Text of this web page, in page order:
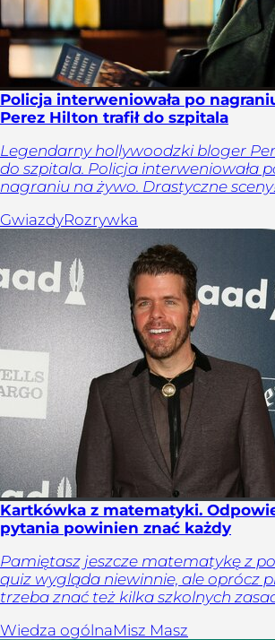
Policja interweniowała po
Perez Hilton trafił do szpitala
Legendarny hollywoodzki bloger
do szpitala. Policja interweniowała
nagraniu na żywo. Drastyczne
GwiazdyRozrywka
Kartkówka z matematyki.
pytania powinien znać każdy
Pamiętasz jeszcze matematykę z
quiz wygląda niewinnie, ale oprócz
trzeba znać też kilka szkolnych
Wiedza ogólnaMisz Masz